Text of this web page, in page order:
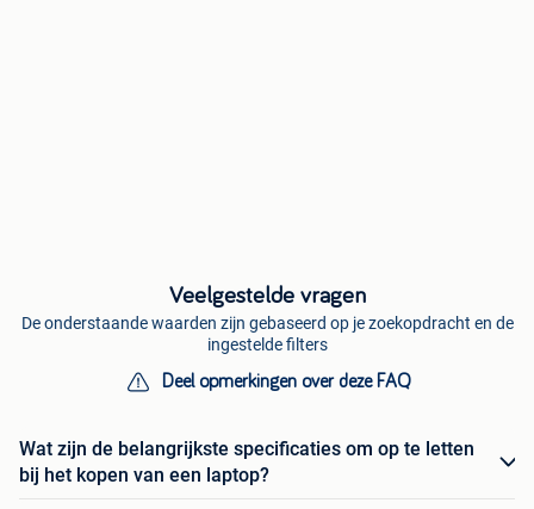
Veelgestelde vragen
De onderstaande waarden zijn gebaseerd op je zoekopdracht en de
ingestelde filters
Deel opmerkingen over deze FAQ
Wat zijn de belangrijkste specificaties om op te letten
bij het kopen van een laptop?